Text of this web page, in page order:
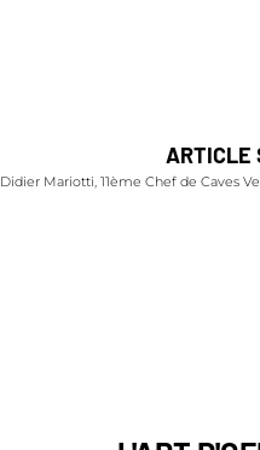
ARTICLE
Didier Mariotti, 11ème Chef de Caves